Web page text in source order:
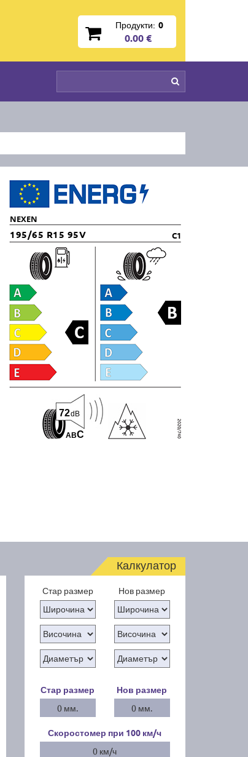
Продукти: 0
0.00 €
NEXEN
195/65 R15 95V C1
A BC
72dB
Калкулатор
Стар размер Нов размер
Стар размер
0 мм.
Нов размер
0 мм.
Скоростомер при 100 км/ч
0 км/ч